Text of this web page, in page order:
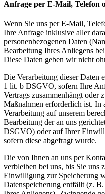
Anfrage per E-Mail, Telefon
Wenn Sie uns per E-Mail,
Ihre Anfrage inklusive aller
personenbezogenen Daten
Bearbeitung Ihres Anliegens
Diese Daten geben wir nicht
Die Verarbeitung dieser Daten
1 lit. b DSGVO, sofern Ihre
Vertrags zusammenhängt
Maßnahmen erforderlich ist. In
Verarbeitung auf unserem
Bearbeitung der an uns
DSGVO) oder auf Ihrer
sofern diese abgefragt wurde.
Die von Ihnen an uns per
verbleiben bei uns, bis Sie uns
Einwilligung zur Speicherung
Datenspeicherung entfällt (z.